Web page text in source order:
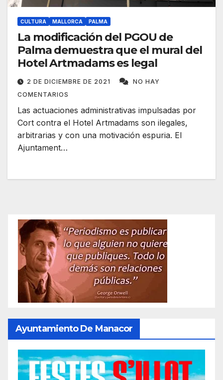
CULTURA MALLORCA PALMA
La modificación del PGOU de
Palma demuestra que el mural del
Hotel Artmadams es legal
2 DE DICIEMBRE DE 2021
NO HAY
COMENTARIOS
Las actuaciones administrativas impulsadas por
Cort contra el Hotel Artmadams son ilegales,
arbitrarias y con una motivación espuria. El
Ajuntament…
Ayuntamiento De Manacor